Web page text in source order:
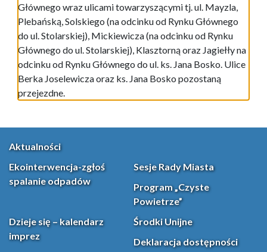
Głównego wraz ulicami towarzyszącymi tj. ul. Mayzla,
Plebańską, Solskiego (na odcinku od Rynku Głównego
do ul. Stolarskiej), Mickiewicza (na odcinku od Rynku
Głównego do ul. Stolarskiej), Klasztorną oraz Jagiełły na
odcinku od Rynku Głównego do ul. ks. Jana Bosko. Ulice
Berka Joselewicza oraz ks. Jana Bosko pozostaną
przejezdne.
Aktualności
Ekointerwencja-zgłoś
spalanie odpadów
Sesje Rady Miasta
Program „Czyste
Powietrze”
Dzieje się – kalendarz
imprez
Środki Unijne
Deklaracja dostępności